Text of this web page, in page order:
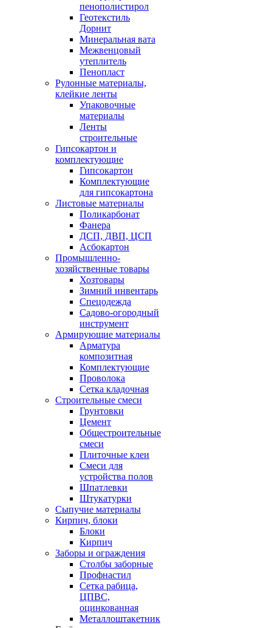
пенополистирол
Геотекстиль
Дорнит
Минеральная вата
Межвенцовый
утеплитель
Пенопласт
Рулонные материалы,
клейкие ленты
Упаковочные
материалы
Ленты
строительные
Гипсокартон и
комплектующие
Гипсокартон
Комплектующие
для гипсокартона
Листовые материалы
Поликарбонат
Фанера
ДСП, ДВП, ЦСП
Асбокартон
Промышленно-
хозяйственные товары
Хозтовары
Зимний инвентарь
Спецодежда
Садово-огородный
инструмент
Армирующие материалы
Арматура
композитная
Комплектующие
Проволока
Сетка кладочная
Строительные смеси
Грунтовки
Цемент
Общестроительные
смеси
Плиточные клеи
Смеси для
устройства полов
Шпатлевки
Штукатурки
Сыпучие материалы
Кирпич, блоки
Блоки
Кирпич
Заборы и ограждения
Столбы заборные
Профнастил
Сетка рабица,
ЦПВС,
оцинкованная
Металлоштакетник